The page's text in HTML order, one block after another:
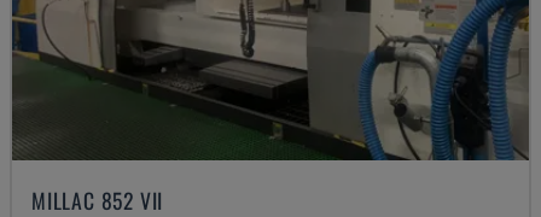
MILLAC 852 VII